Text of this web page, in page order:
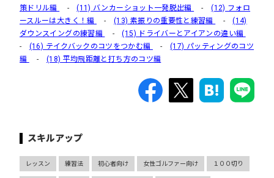
策ドリル編
-(11) バンカーショット一発脱出編 -(12) フォロ
ースルーは大きく！編
-(13) 素振りの重要性と練習編 -(14)
ダウンスイングの練習編
-(15) ドライバーとアイアンの違い編
- (16) テイクバックのコツをつかむ編 -(17) パッティングのコツ
編
- (18) 平均飛距離と打ち方のコツ編
スキルアップ
レッスン 練習法 初心者向け 女性ゴルファー向け １００切り